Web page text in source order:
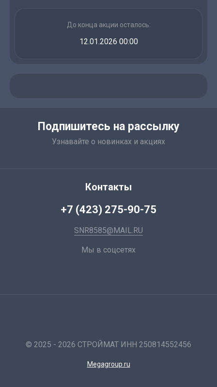
До конца акции осталось:
12.01.2026 00:00
Подпишитесь на рассылку
Узнавайте о новинках и акциях
Контакты
+7 (423) 275-90-75
SNR8585@MAIL.RU
Мы в соцсетях
© 2025 - 2026 СТРОЙМАТ ИНН 250814552456
Megagroup.ru